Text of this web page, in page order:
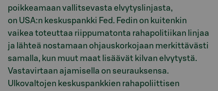
poikkeamaan vallitsevasta elvytyslinjasta,
on USA:n keskuspankki Fed. Fedin on kuitenkin
vaikea toteuttaa riippumatonta rahapolitiikan linjaa
ja lähteä nostamaan ohjauskorkojaan merkittävästi
samalla, kun muut maat lisäävät kilvan elvytystä.
Vastavirtaan ajamisella on seurauksensa.
Ulkovaltojen keskuspankkien rahapoliittisen